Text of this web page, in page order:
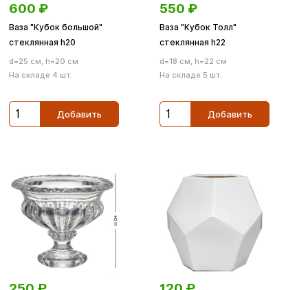
600 ₽
Ваза "Кубок большой"
стеклянная h20
d=25 см, h=20 см
На складе 4 шт.
Добавить
550 ₽
Ваза "Кубок Толл"
стеклянная h22
d=18 см, h=22 см
На складе 5 шт.
Добавить